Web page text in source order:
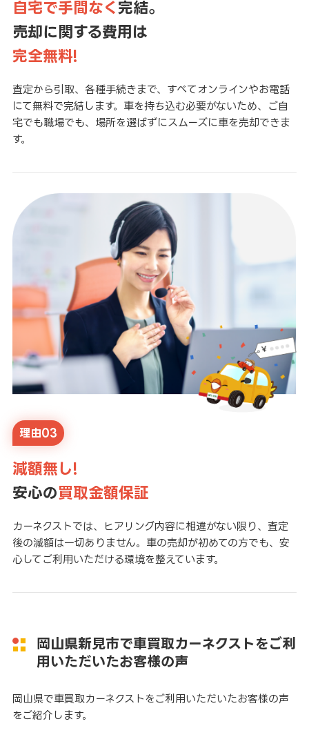
自宅で手間なく 完結。
売却に関する費用は
完全無料!
査定から引取、各種手続きまで、すべてオンラインやお電話
にて無料で完結します。車を持ち込む必要がないため、ご自
宅でも職場でも、場所を選ばずにスムーズに車を売却できま
す。
理由03
減額無し!
安心の買取金額保証
カーネクストでは、ヒアリング内容に相違がない限り、査定
後の減額は一切ありません。車の売却が初めての方でも、安
心してご利用いただける環境を整えています。
岡山県新見市で車買取カーネクストをご利
用いただいたお客様の声
岡山県で車買取カーネクストをご利用いただいたお客様の声
をご紹介します。